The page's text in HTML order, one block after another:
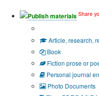
Publish materials Share
Article, research,
Book
Fiction prose or
Personal journal
Photo Documents